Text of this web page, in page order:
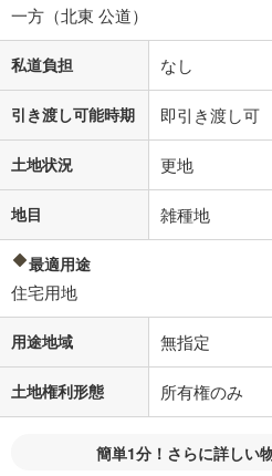
一方（北東 公道）
私道負担 なし
引き渡し可能時期 即引き渡し可
土地状況 更地
地目 雑種地
最適用途
住宅用地
用途地域 無指定
土地権利形態 所有権のみ
簡単1分！さらに詳しい